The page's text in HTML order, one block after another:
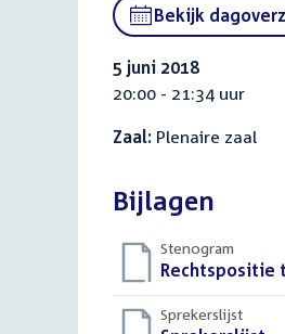
Bekijk
5 juni 2018
20:00 - 21:34 uur
Zaal: Plenaire zaal
Bijlagen
Stenogram
Download
bestand:
Rechtspositie
Sprekerslijst